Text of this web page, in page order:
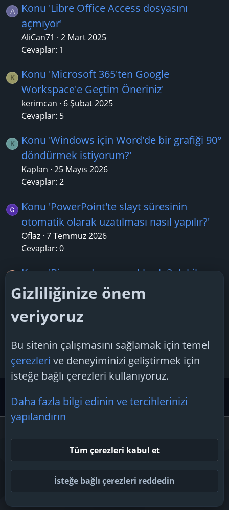
A
Konu 'Libre Office Access dosyasını
açmıyor'
AliCan71
2 Mart 2025
Cevaplar: 1
K
Konu 'Microsoft 365'ten Google
Workspace'e Geçtim Öneriniz'
kerimcan
6 Şubat 2025
Cevaplar: 5
K
Konu 'Windows için Word'de bir grafiği 90°
döndürmek istiyorum?'
Kaplan 25 Mayıs 2026
Cevaplar: 2
Konu 'PowerPoint'te slayt süresinin
otomatik olarak uzatılması nasıl yapılır?'
Oflaz 7 Temmuz 2026
Cevaplar: 0
Konu 'Bir .exe dosyası yaklaşık 2 dakika
gecikmeyle açılıyor?'
süper
15 Nisan 2026
Cevaplar: 1
Konu 'Office 365 ücretsiz kullanım'
d3facerx
3 Şubat 2025
Cevaplar: 2
Microsoft Desteği
Şartlar ve kurallar
Gizlilik politikası
Yardım
Ana sayfa
R
S
Topluluk platform by TechForumTR
Gizliliğinize önem
veriyoruz
Bu sitenin çalışmasını sağlamak için temel
çerezleri ve deneyiminizi geliştirmek için
isteğe bağlı çerezleri kullanıyoruz.
Daha fazla bilgi edinin ve tercihlerinizi
yapılandırın
Tüm çerezleri kabul et
İsteğe bağlı çerezleri reddedin